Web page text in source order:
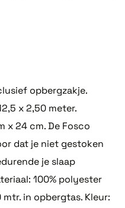
opbergzakje.
x 2,50 meter.
x 24 cm. De Fosco
dat je niet gestoken
je slaap
100% polyester
in opbergtas. Kleur: